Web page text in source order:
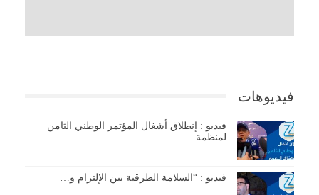
فيديوهات
فيديو : إنطلاق أشغال المؤتمر الوطني الثامن
لمنظمة…
فيديو : “السلامة الطرقية بين الإلتزام و…